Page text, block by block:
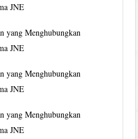
JNE
yang Menghubungkan
JNE
yang Menghubungkan
JNE
yang Menghubungkan
JNE